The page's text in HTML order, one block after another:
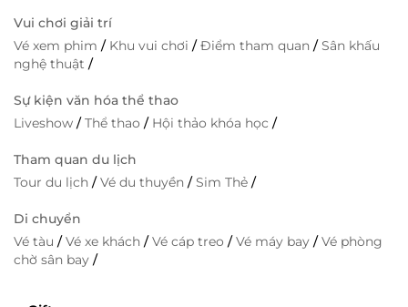
Vui chơi giải trí
Vé xem phim / Khu vui chơi /Điểm tham quan /Sân khấu
nghệ thuật /
Sự kiện văn hóa thể thao
Liveshow /Thể thao / Hội thảo khóa học /
Tham quan du lịch
Tour du lịch /Vé du thuyền /Sim Thẻ /
Di chuyển
Vé tàu /Vé xe khách /Vé cáp treo /Vé máy bay /Vé phòng
chờ sân bay /